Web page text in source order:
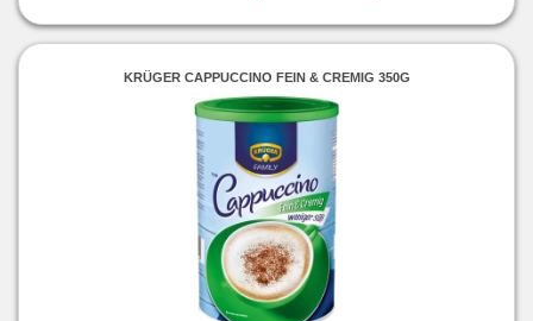
KRÜGER CAPPUCCINO FEIN & CREMIG 350G